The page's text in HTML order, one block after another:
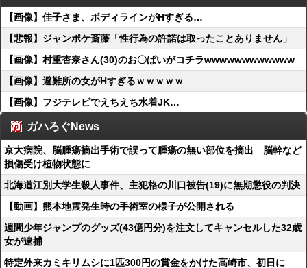
【画像】佳子さま、ボディラインがHすぎる…
【悲報】ジャンポケ斎藤「性行為の許諾は取ったことありません」
【画像】村重杏奈さん(30)のお〇ぱいがコチラwwwwwwwwwwww
【画像】避難所の女がHすぎるｗｗｗｗｗ
【画像】フジテレビでえちえち水着JK…
ガハろぐNews
京大病院、脳腫瘍摘出手術で誤って腫瘍の無い部位を摘出 脳幹など
損傷受け植物状態に
北海道江別大学生殺人事件、主犯格の川口被告(19)に無期懲役の判決
【動画】熊本地震発生時の手術室の様子が公開される
週間少年ジャンプのグッズ(43億円分)を注文してキャンセルした32歳
女が逮捕
特定外来カミキリムシに1匹300円の賞金をかけた高崎市、初日に